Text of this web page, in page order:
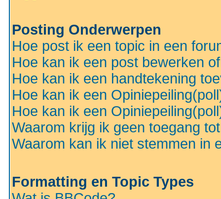
Posting Onderwerpen
Hoe post ik een topic in een
Hoe kan ik een post bewerken
Hoe kan ik een handtekening
Hoe kan ik een
Hoe kan ik een
Waarom krijg ik geen toegang
Waarom kan ik niet stemmen in
Formatting en Topic Types